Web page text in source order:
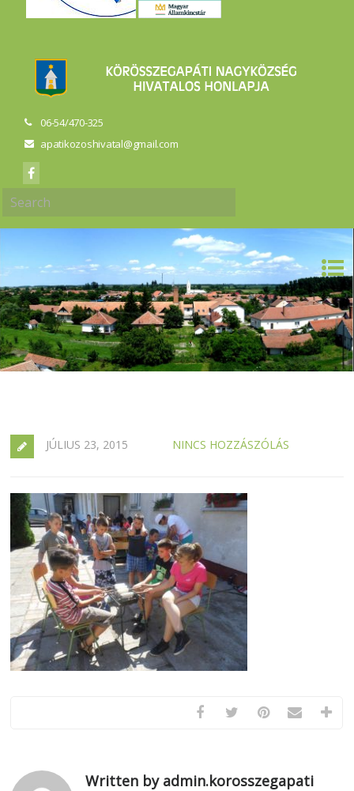
06-54/470-325
apatikozoshivatal@gmail.com
JÚLIUS 23, 2015 NINCS HOZZÁSZÓLÁS
Written by admin.korosszegapati